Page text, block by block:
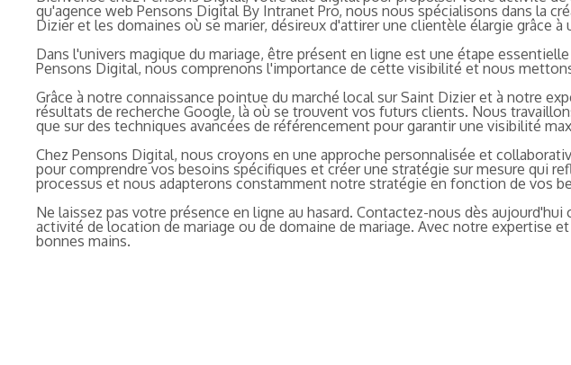
qu'agence web Pensons Digital By Intranet Pro, nous nous spécialisons dans la
Dizier et les domaines où se marier, désireux d'attirer une clientèle élargie grâce à
Dans l'univers magique du mariage, être présent en ligne est une étape
Pensons Digital, nous comprenons l'importance de cette visibilité et nous
Grâce à notre connaissance pointue du marché local sur Saint Dizier et à notre
résultats de recherche Google, là où se trouvent vos futurs clients. Nous
que sur des techniques avancées de référencement pour garantir une visibilité
Chez Pensons Digital, nous croyons en une approche personnalisée et
pour comprendre vos besoins spécifiques et créer une stratégie sur mesure qui
processus et nous adapterons constamment notre stratégie en fonction de vos
Ne laissez pas votre présence en ligne au hasard. Contactez-nous dès
activité de location de mariage ou de domaine de mariage. Avec notre expertise
bonnes mains.